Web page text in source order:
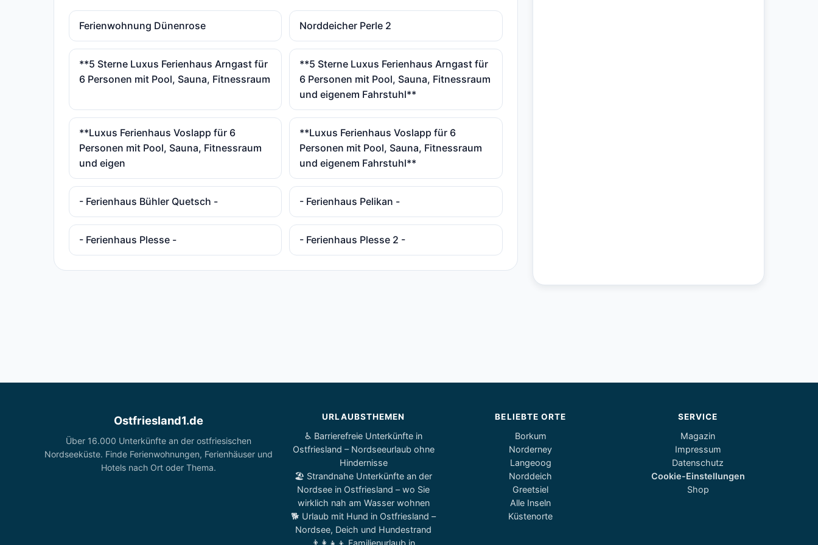
Ferienwohnung Dünenrose Norddeicher Perle 2
**5 Sterne Luxus Ferienhaus Arngast für
6 Personen mit Pool, Sauna, Fitnessraum
**5 Sterne Luxus Ferienhaus Arngast für
6 Personen mit Pool, Sauna, Fitnessraum
und eigenem Fahrstuhl**
**Luxus Ferienhaus Voslapp für 6
Personen mit Pool, Sauna, Fitnessraum
und eigen
**Luxus Ferienhaus Voslapp für 6
Personen mit Pool, Sauna, Fitnessraum
und eigenem Fahrstuhl**
- Ferienhaus Bühler Quetsch - - Ferienhaus Pelikan -
- Ferienhaus Plesse - - Ferienhaus Plesse 2 -
Ostfriesland1.de
Über 16.000 Unterkünfte an der ostfriesischen
Nordseeküste. Finde Ferienwohnungen, Ferienhäuser und
Hotels nach Ort oder Thema.
URLAUBSTHEMEN
♿ Barrierefreie Unterkünfte in
Ostfriesland – Nordseeurlaub ohne
Hindernisse
🏖️ Strandnahe Unterkünfte an der
Nordsee in Ostfriesland – wo Sie
wirklich nah am Wasser wohnen
🐕 Urlaub mit Hund in Ostfriesland –
Nordsee, Deich und Hundestrand
👨‍👩‍👧‍👦 Familienurlaub in
BELIEBTE ORTE
Borkum
Norderney
Langeoog
Norddeich
Greetsiel
Alle Inseln
Küstenorte
SERVICE
Magazin
Impressum
Datenschutz
Cookie-Einstellungen
Shop